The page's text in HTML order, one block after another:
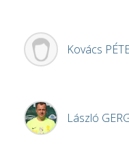
Kovács
László